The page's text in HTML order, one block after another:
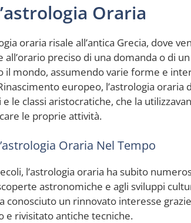
Oraria
oraria risale all’antica Grecia, dove
preciso di una domanda o di
il mondo, assumendo varie forme e
europeo, l’astrologia
le classi aristocratiche, che la
le proprie attività.
Oraria Nel Tempo
l’astrologia oraria ha subito
astronomiche e agli sviluppi
conosciuto un rinnovato interesse
e rivisitato antiche tecniche.